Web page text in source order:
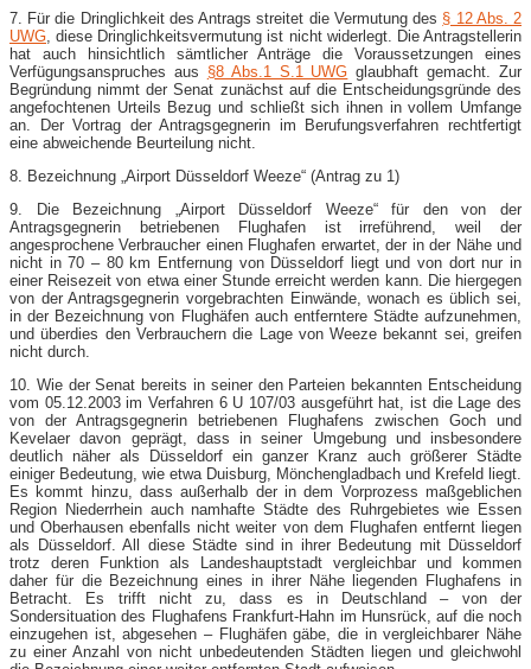
7. Für die Dringlichkeit des Antrags streitet die Vermutung des § 12 Abs. 2
UWG , diese Dringlichkeitsvermutung ist nicht widerlegt. Die Antragstellerin
hat auch hinsichtlich sämtlicher Anträge die Voraussetzungen eines
Verfügungsanspruches aus §8 Abs.1 S.1 UWG glaubhaft gemacht. Zur
Begründung nimmt der Senat zunächst auf die Entscheidungsgründe des
angefochtenen Urteils Bezug und schließt sich ihnen in vollem Umfange
an. Der Vortrag der Antragsgegnerin im Berufungsverfahren rechtfertigt
eine abweichende Beurteilung nicht.
8. Bezeichnung „Airport Düsseldorf Weeze“ (Antrag zu 1)
9. Die Bezeichnung „Airport Düsseldorf Weeze“ für den von der
Antragsgegnerin betriebenen Flughafen ist irreführend, weil der
angesprochene Verbraucher einen Flughafen erwartet, der in der Nähe und
nicht in 70 – 80 km Entfernung von Düsseldorf liegt und von dort nur in
einer Reisezeit von etwa einer Stunde erreicht werden kann. Die hiergegen
von der Antragsgegnerin vorgebrachten Einwände, wonach es üblich sei,
in der Bezeichnung von Flughäfen auch entferntere Städte aufzunehmen,
und überdies den Verbrauchern die Lage von Weeze bekannt sei, greifen
nicht durch.
10. Wie der Senat bereits in seiner den Parteien bekannten Entscheidung
vom 05.12.2003 im Verfahren 6 U 107/03 ausgeführt hat, ist die Lage des
von der Antragsgegnerin betriebenen Flughafens zwischen Goch und
Kevelaer davon geprägt, dass in seiner Umgebung und insbesondere
deutlich näher als Düsseldorf ein ganzer Kranz auch größerer Städte
einiger Bedeutung, wie etwa Duisburg, Mönchengladbach und Krefeld liegt.
Es kommt hinzu, dass außerhalb der in dem Vorprozess maßgeblichen
Region Niederrhein auch namhafte Städte des Ruhrgebietes wie Essen
und Oberhausen ebenfalls nicht weiter von dem Flughafen entfernt liegen
als Düsseldorf. All diese Städte sind in ihrer Bedeutung mit Düsseldorf
trotz deren Funktion als Landeshauptstadt vergleichbar und kommen
daher für die Bezeichnung eines in ihrer Nähe liegenden Flughafens in
Betracht. Es trifft nicht zu, dass es in Deutschland – von der
Sondersituation des Flughafens Frankfurt-Hahn im Hunsrück, auf die noch
einzugehen ist, abgesehen – Flughäfen gäbe, die in vergleichbarer Nähe
zu einer Anzahl von nicht unbedeutenden Städten liegen und gleichwohl